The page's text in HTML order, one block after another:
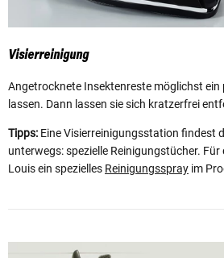
Visierreinigung
Angetrocknete Insektenreste möglichst ein
lassen. Dann lassen sie sich kratzerfrei
Tipps: Eine Visierreinigungsstation findest
unterwegs: spezielle Reinigungstücher.
Louis ein spezielles Reinigungsspray im